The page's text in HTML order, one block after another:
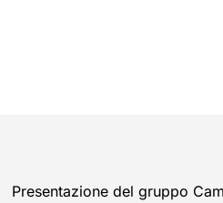
Presentazione del gruppo